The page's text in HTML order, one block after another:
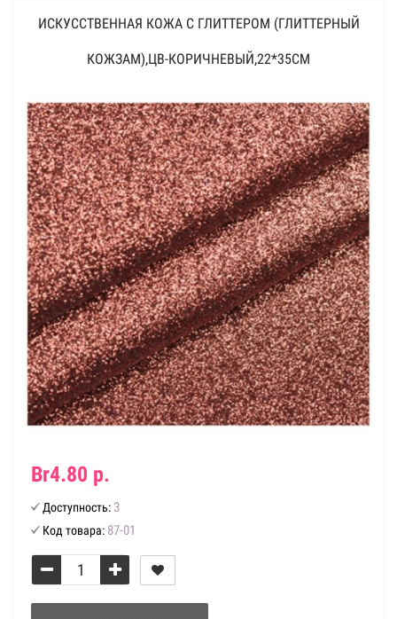
ИСКУССТВЕННАЯ КОЖА С ГЛИТТЕРОМ (ГЛИТТЕРНЫЙ
КОЖЗАМ),ЦВ-КОРИЧНЕВЫЙ,22*35СМ
Br4.80 р.
Доступность: 3
Код товара: 87-01